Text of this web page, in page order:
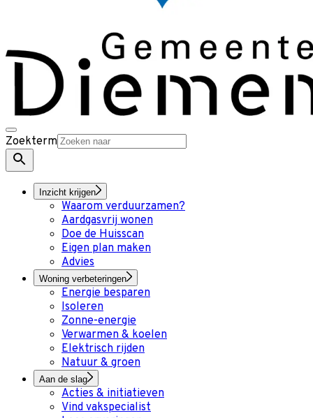
Zoekterm
Inzicht krijgen
Waarom verduurzamen?
Aardgasvrij wonen
Doe de Huisscan
Eigen plan maken
Advies
Woning verbeteringen
Energie besparen
Isoleren
Zonne-energie
Verwarmen & koelen
Elektrisch rijden
Natuur & groen
Aan de slag
Acties & initiatieven
Vind vakspecialist